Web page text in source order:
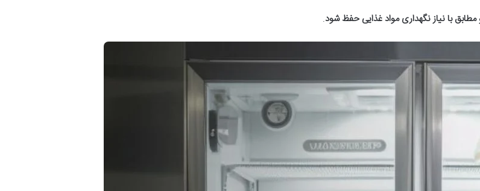
با نیاز نگهداری مواد غذایی حفظ شود.